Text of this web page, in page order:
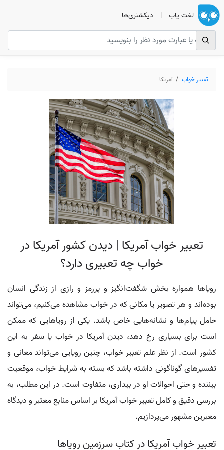
لغت یاب | دیکشنری‌ها
تعبیر خواب آمریکا
تعبیر خواب آمریکا | دیدن کشور آمریکا در
خواب چه تعبیری دارد؟
رویاها همواره بخش شگفت‌انگیز و پررمز و رازی از زندگی انسان
بوده‌اند و هر تصویر یا مکانی که در خواب مشاهده می‌کنیم، می‌تواند
حامل پیام‌ها و نشانه‌هایی خاص باشد. یکی از رویاهایی که ممکن
است برای بسیاری رخ دهد، دیدن آمریکا در خواب یا سفر به این
کشور است. از نظر علم تعبیر خواب، چنین رویایی می‌تواند معانی و
تفسیرهای گوناگونی داشته باشد که بسته به شرایط خواب، موقعیت
بیننده و حتی احوالات او در بیداری، متفاوت است. در این مطلب، به
بررسی دقیق و کامل تعبیر خواب آمریکا بر اساس منابع معتبر و دیدگاه
معبرین مشهور می‌پردازیم.
تعبیر خواب آمریکا در کتاب سرزمین رویاها